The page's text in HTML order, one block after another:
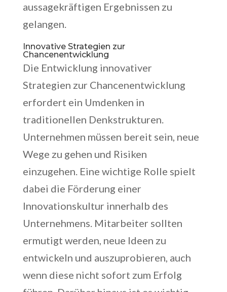
aussagekräftigen Ergebnissen zu
gelangen.
Innovative Strategien zur
Chancenentwicklung
Die Entwicklung innovativer
Strategien zur Chancenentwicklung
erfordert ein Umdenken in
traditionellen Denkstrukturen.
Unternehmen müssen bereit sein, neue
Wege zu gehen und Risiken
einzugehen. Eine wichtige Rolle spielt
dabei die Förderung einer
Innovationskultur innerhalb des
Unternehmens. Mitarbeiter sollten
ermutigt werden, neue Ideen zu
entwickeln und auszuprobieren, auch
wenn diese nicht sofort zum Erfolg